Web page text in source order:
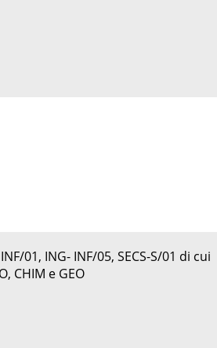
01, ING- INF/05, SECS-S/01 di cui
CHIM e GEO